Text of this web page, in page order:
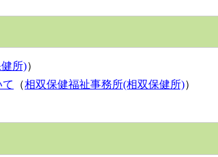
所)）
（相双保健福祉事務所(相双保健所)）